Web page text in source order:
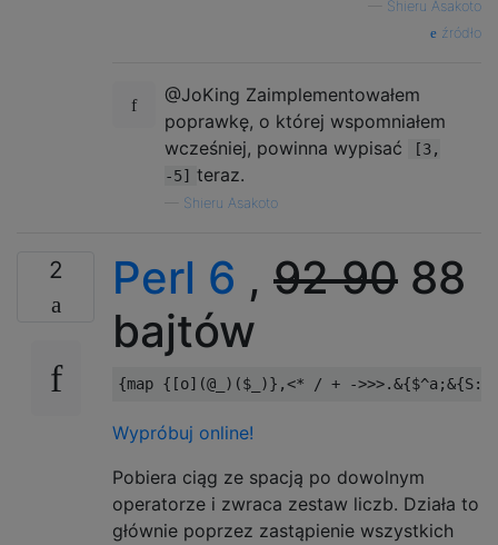
Shieru Asakoto
źródło
@JoKing Zaimplementowałem
poprawkę, o której wspomniałem
wcześniej, powinna wypisać
[3,
-5] teraz.
Shieru Asakoto
2 Perl 6 , 92 90 88
bajtów
{map {[o](@_ )($_ )},<* / + ->>>.&{$^a;&{S:
Wypróbuj online!
Pobiera ciąg ze spacją po dowolnym
operatorze i zwraca zestaw liczb. Działa to
głównie poprzez zastąpienie wszystkich